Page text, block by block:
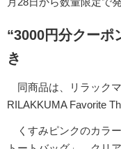
“3000円分クーポ
き
同商品は、リラック
RILAKKUMA Favorite
くすみピンクのカラ